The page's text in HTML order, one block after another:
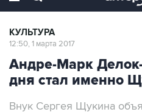
КУЛЬТУРА
12:50, 1 марта 2017
Андре-Марк
дня стал именно
Внук Сергея Щукина